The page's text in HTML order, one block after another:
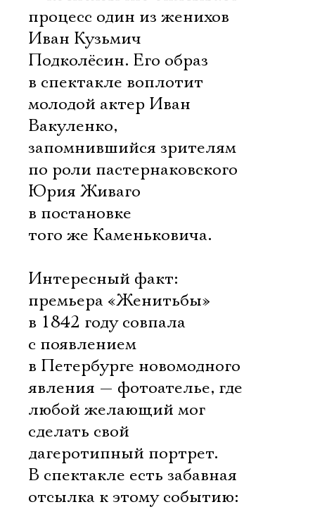
процесс один из женихов
Иван Кузьмич
Подколёсин. Его образ
в спектакле воплотит
молодой актер Иван
Вакуленко,
запомнившийся зрителям
по роли пастернаковского
Юрия Живаго
в постановке
того же Каменьковича.
Интересный факт:
премьера «Женитьбы»
в 1842 году совпала
с появлением
в Петербурге новомодного
явления — фотоателье, где
любой желающий мог
сделать свой
дагеротипный портрет.
В спектакле есть забавная
отсылка к этому событию: